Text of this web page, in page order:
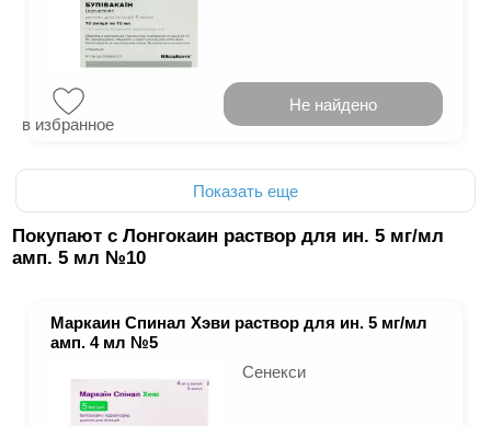
в избранное
Не найдено
Показать еще
Покупают с Лонгокаин раствор для ин. 5 мг/мл
амп. 5 мл №10
Маркаин Спинал Хэви раствор для ин. 5 мг/мл
амп. 4 мл №5
Сенекси